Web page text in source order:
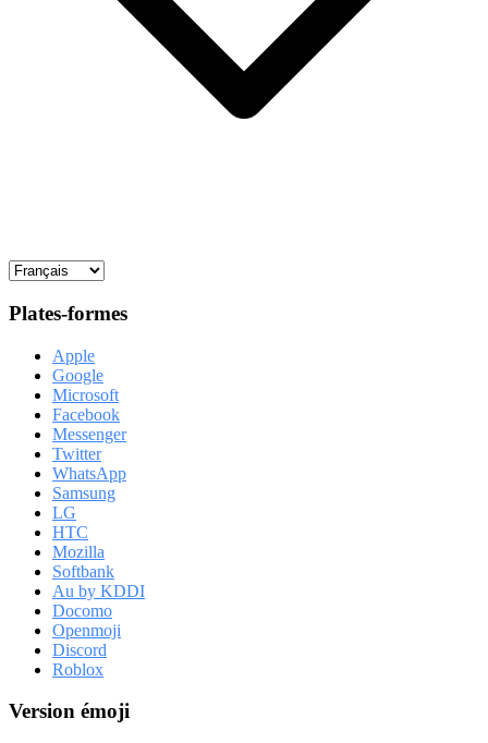
Plates-formes
Apple
Google
Microsoft
Facebook
Messenger
Twitter
WhatsApp
Samsung
LG
HTC
Mozilla
Softbank
Au by KDDI
Docomo
Openmoji
Discord
Roblox
Version émoji